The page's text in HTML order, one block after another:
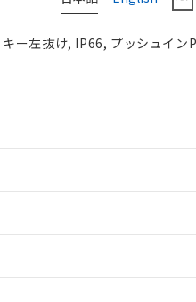
ー左抜け, IP66, プッシュイン